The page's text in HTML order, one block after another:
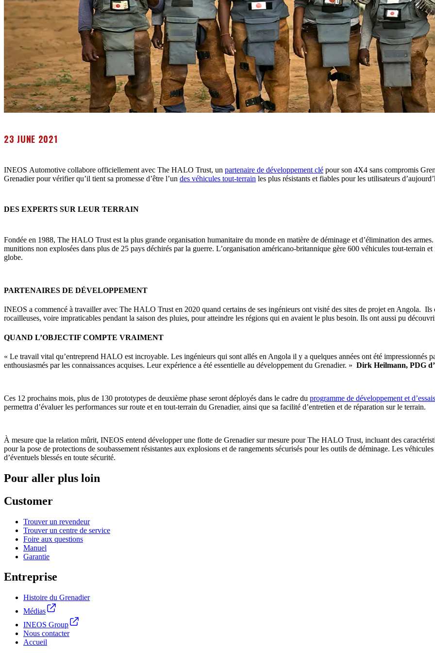
23 JUNE 2021
INEOS Automotive collabore officiellement avec The HALO Trust, un partenaire de développement clé pour son 4X4 sans compromis
Grenadier pour vérifier qu’il tient sa promesse d’être l’un des véhicules tout-terrain les plus résistants et fiables pour les utilisateurs
DES EXPERTS SUR LEUR TERRAIN
Fondée en 1988, The HALO Trust est la plus grande organisation humanitaire du monde en matière de déminage et d’élimination des
munitions non explosées dans plus de 25 pays déchirés par la guerre. L’organisation américano-britannique gère 600 véhicules tout-terrain
globe.
PARTENAIRES DE DÉVELOPPEMENT
INEOS a commencé à travailler avec The HALO Trust en 2020 quand certains de ses ingénieurs ont visité des sites de projet en Angola.
rocailleuses, voire impraticables pendant la saison des pluies, pour atteindre les régions qui en avaient le plus besoin. Ils ont aussi pu
QUAND L’OBJECTIF COMPTE VRAIMENT
« Le travail vital qu’entreprend HALO est incroyable. Les ingénieurs qui sont allés en Angola il y a quelques années ont été impressionnés
enthousiasmés par les connaissances acquises. Leur expérience a été essentielle au développement du Grenadier. » Dirk Heilmann, PDG
Ces 12 prochains mois, plus de 130 prototypes de deuxième phase seront déployés dans le cadre du programme de développement et d’essais
permettra d’évaluer les performances sur route et en tout-terrain du Grenadier, ainsi que sa facilité d’entretien et de réparation sur le terrain.
À mesure que la relation mûrit, INEOS entend développer une flotte de Grenadier sur mesure pour The HALO Trust, incluant des
pour la pose de protections de soubassement résistantes aux explosions et de rangements sécurisés pour les outils de déminage. Les
d’éventuels blessés en toute sécurité.
Pour aller plus loin
Customer
Trouver un revendeur
Trouver un centre de service
Foire aux questions
Manuel
Garantie
Entreprise
Histoire du Grenadier
Médias
INEOS Group
Nous contacter
Accueil